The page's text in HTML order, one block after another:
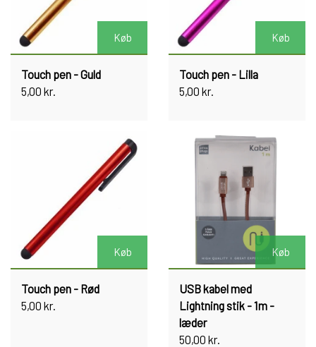
Køb
Touch pen - Guld
5,00 kr.
Køb
Touch pen - Lilla
5,00 kr.
Køb
Touch pen - Rød
5,00 kr.
Køb
USB kabel med
Lightning stik - 1m -
læder
50,00 kr.